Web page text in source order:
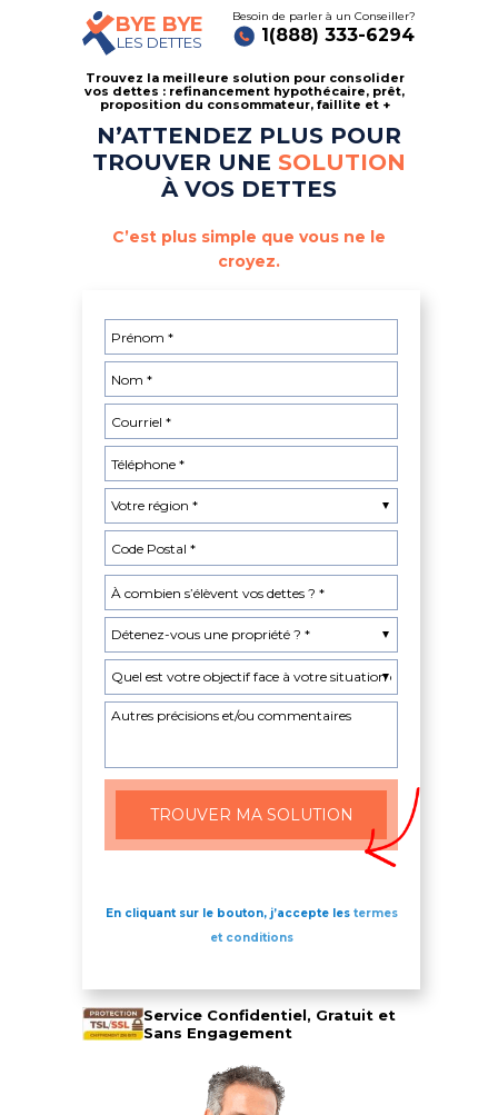
Besoin de parler à un Conseiller?
1(888) 333-6294
BYE BYE
LES DETTES
Trouvez la meilleure solution pour consolider
vos dettes : refinancement hypothécaire, prêt,
proposition du consommateur, faillite et +
N’ATTENDEZ PLUS POUR
TROUVER UNE SOLUTION
À VOS DETTES
C’est plus simple que vous ne le
croyez.
En cliquant sur le bouton, j’accepte les termes
et conditions
Service Confidentiel, Gratuit et
Sans Engagement